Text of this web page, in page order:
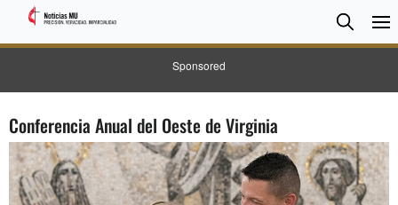
Sponsored
Search
Conferencia Anual del Oeste de Virginia